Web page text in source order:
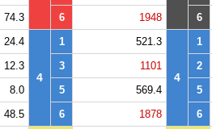
74.3 6 1948 6
24.4
4
1 521.3
4
1
12.3 3 1101
2
8.0 5 569.4
5
48.5 6 1878 6